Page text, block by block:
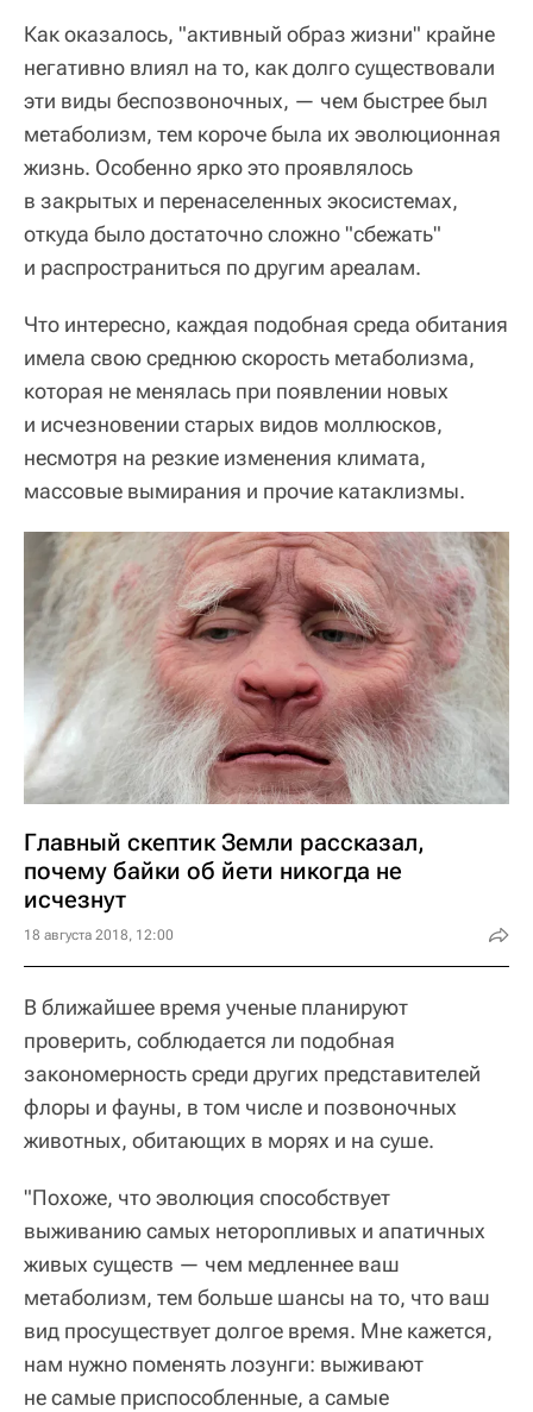
Как оказалось, "активный образ жизни" крайне
негативно влиял на то, как долго существовали
эти виды беспозвоночных, — чем быстрее был
метаболизм, тем короче была их эволюционная
жизнь. Особенно ярко это проявлялось
в закрытых и перенаселенных экосистемах,
откуда было достаточно сложно "сбежать"
и распространиться по другим ареалам.
Что интересно, каждая подобная среда обитания
имела свою среднюю скорость метаболизма,
которая не менялась при появлении новых
и исчезновении старых видов моллюсков,
несмотря на резкие изменения климата,
массовые вымирания и прочие катаклизмы.
Главный скептик Земли рассказал,
почему байки об йети никогда не
исчезнут
18 августа 2018, 12:00
В ближайшее время ученые планируют
проверить, соблюдается ли подобная
закономерность среди других представителей
флоры и фауны, в том числе и позвоночных
животных, обитающих в морях и на суше.
"Похоже, что эволюция способствует
выживанию самых неторопливых и апатичных
живых существ — чем медленнее ваш
метаболизм, тем больше шансы на то, что ваш
вид просуществует долгое время. Мне кажется,
нам нужно поменять лозунги: выживают
не самые приспособленные, а самые